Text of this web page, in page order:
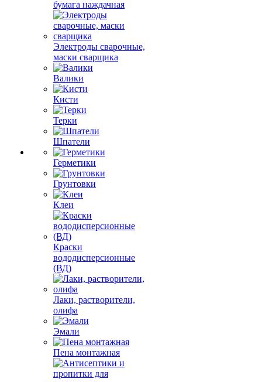
бумага наждачная
Электроды сварочные,
маски сварщика
Валики
Кисти
Терки
Шпатели
Герметики
Грунтовки
Клеи
Краски
вододисперсионные
(ВД)
Лаки, растворители,
олифа
Эмали
Пена монтажная